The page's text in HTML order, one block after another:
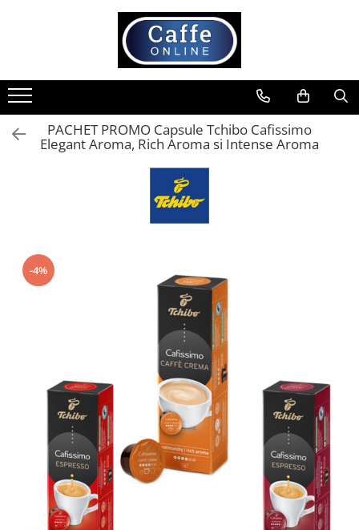
Cafea
Cafea Boabe
Capsule Cafea
Cafea Macinata
Aparate capsule
Capace
Cesti si farfurii
Diverse
Pahare de cafea
Palete cafea
PACHET PROMO Capsule Tchibo Cafissimo
Elegant Aroma, Rich Aroma si Intense Aroma
-4%